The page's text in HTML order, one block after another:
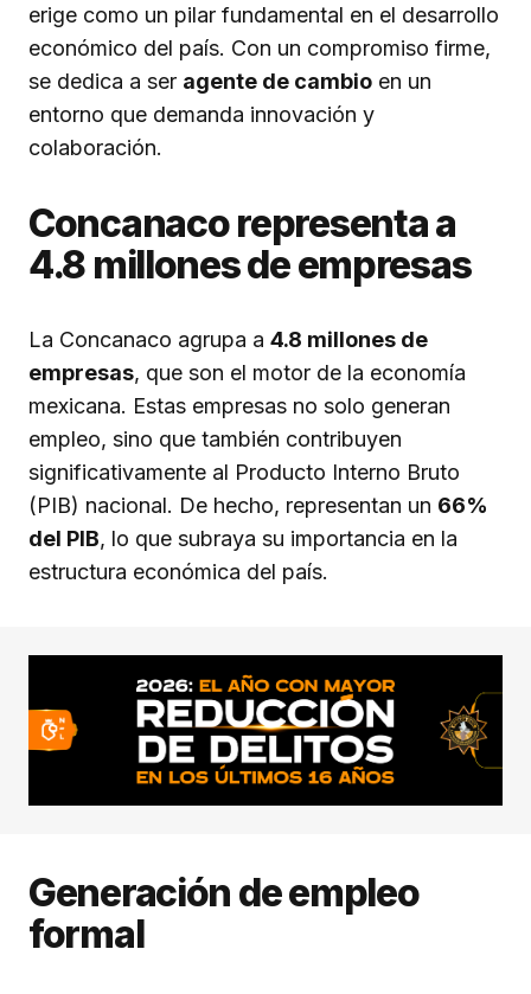
erige como un pilar fundamental en el desarrollo
económico del país. Con un compromiso firme,
se dedica a ser agente de cambio en un
entorno que demanda innovación y
colaboración.
Concanaco representa a
4.8 millones de empresas
La Concanaco agrupa a 4.8 millones de
empresas, que son el motor de la economía
mexicana. Estas empresas no solo generan
empleo, sino que también contribuyen
significativamente al Producto Interno Bruto
(PIB) nacional. De hecho, representan un 66%
del PIB, lo que subraya su importancia en la
estructura económica del país.
Generación de empleo
formal